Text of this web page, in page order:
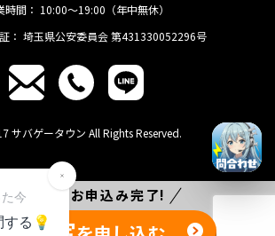
時間： 10:00〜19:00（年中無休）
： 埼玉県公安委員会 第431330052296号
サバゲータウン All Rights Reserved.
た でお申込み完了!